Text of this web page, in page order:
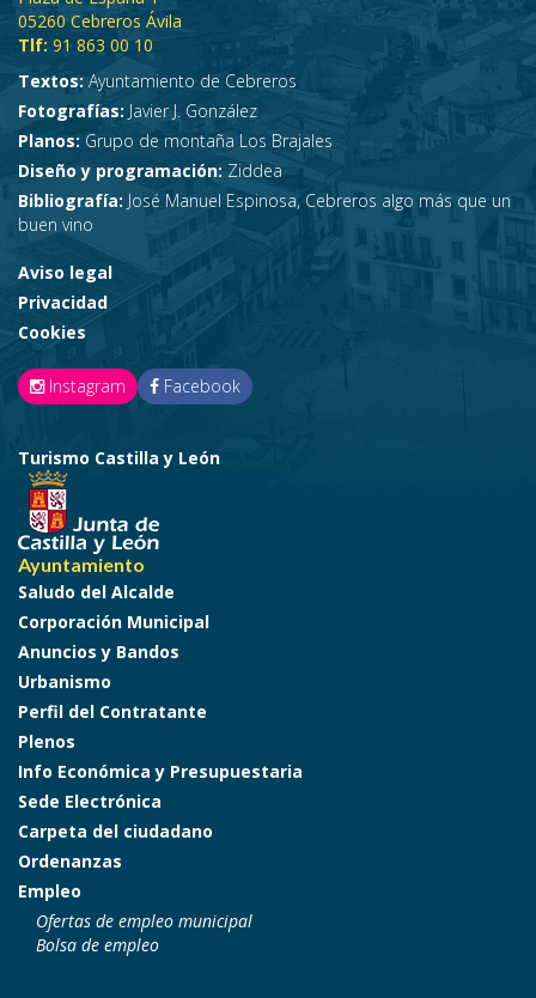
05260 Cebreros Ávila
Tlf: 91 863 00 10
Textos: Ayuntamiento de Cebreros
Fotografías: Javier J. González
Planos: Grupo de montaña Los Brajales
Diseño y programación: Ziddea
Bibliografía: José Manuel Espinosa, Cebreros algo más que un
buen vino
Aviso legal
Privacidad
Cookies
Instagram Facebook
Turismo Castilla y León
Ayuntamiento
Saludo del Alcalde
Corporación Municipal
Anuncios y Bandos
Urbanismo
Perfil del Contratante
Plenos
Info Económica y Presupuestaria
Sede Electrónica
Carpeta del ciudadano
Ordenanzas
Empleo
Ofertas de empleo municipal
Bolsa de empleo